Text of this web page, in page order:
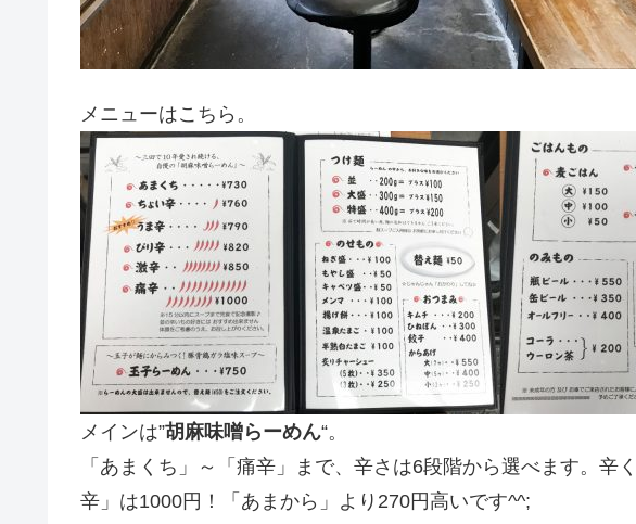
メニューはこちら。
メインは”胡麻味噌らーめん“。
「あまくち」～「痛辛」まで、辛さは6段階から選べます。辛
辛」は1000円！「あまから」より270円高いです^^;